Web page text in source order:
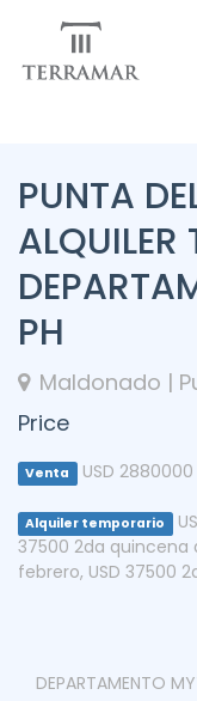
PUNTA
ALQUILER
PH
Maldonado |
Price
Venta USD 2880000
Alquiler temporario
37500 2da quincena
febrero, USD 37500
DEPARTAMENTO